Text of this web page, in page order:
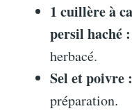
1 cuillère à
persil haché :
herbacé.
Sel et poivre :
préparation.